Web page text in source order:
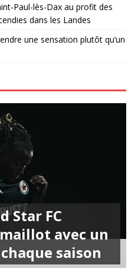
Paul-lès-Dax au profit des
dans les Landes
une sensation plutôt qu’un
Star FC
avec un
saison